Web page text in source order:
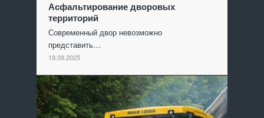
Асфальтирование дворовых
территорий
Современный двор невозможно
представить…
19.09.2025